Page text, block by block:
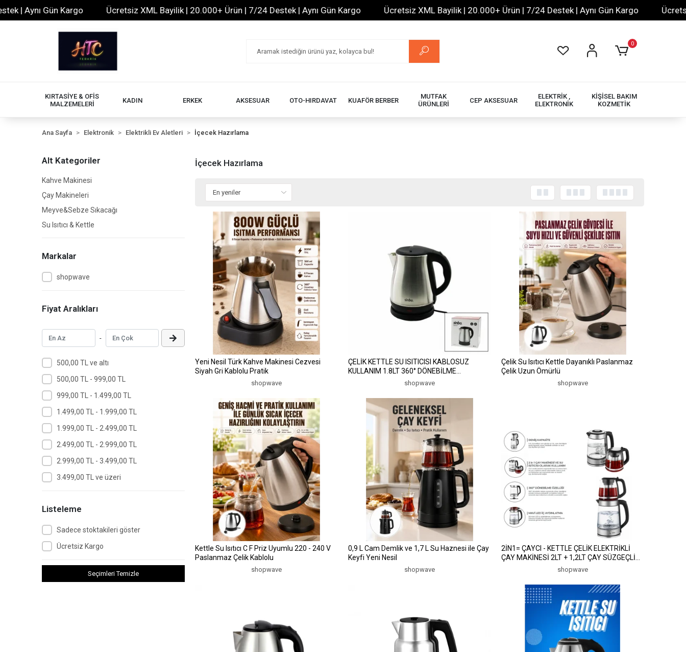
Kargo Ücretsiz XML Bayilik | 20.000+ Ürün | 7/24 Destek | Aynı Gün Kargo Ücretsiz XML Bayilik | 20.000+ Ürün | 7/24 Destek | Aynı Gün Kargo Ücretsiz XML
0
KIRTASİYE & OFİS
MALZEMELERİ
KADIN ERKEK AKSESUAR OTO-HIRDAVAT KUAFÖR BERBER
MUTFAK
ÜRÜNLERİ
CEP AKSESUAR
ELEKTRİK ,
ELEKTRONİK
KİŞİSEL BAKIM
KOZMETİK
Ana Sayfa Elektronik Elektrikli Ev Aletleri İçecek Hazırlama
Alt Kategoriler
Kahve Makinesi
Çay Makineleri
Meyve&Sebze Sıkacağı
Su Isıtıcı & Kettle
Markalar
shopwave
Fiyat Aralıkları
-
500,00 TL ve altı
500,00 TL - 999,00 TL
999,00 TL - 1.499,00 TL
1.499,00 TL - 1.999,00 TL
1.999,00 TL - 2.499,00 TL
2.499,00 TL - 2.999,00 TL
2.999,00 TL - 3.499,00 TL
3.499,00 TL ve üzeri
Listeleme
Sadece stoktakileri göster
Ücretsiz Kargo
Seçimleri Temizle
İçecek Hazırlama
Yeni Nesil Türk Kahve Makinesi Cezvesi
Siyah Gri Kablolu Pratik
shopwave
ÇELİK KETTLE SU ISITICISI KABLOSUZ
KULLANIM 1.8LT 360° DÖNEBİLME
OTOMATİK KAPANMA SK-8028 (5047)
shopwave
Çelik Su Isıtıcı Kettle Dayanıklı Paslanmaz
Çelik Uzun Ömürlü
shopwave
Kettle Su Isıtıcı C F Priz Uyumlu 220 - 240 V
Paslanmaz Çelik Kablolu
shopwave
0,9 L Cam Demlik ve 1,7 L Su Haznesi ile Çay
Keyfi Yeni Nesil
shopwave
2İN1= ÇAYCI - KETTLE ÇELİK ELEKTRİKLİ
ÇAY MAKİNESİ 2LT + 1,2LT ÇAY SÜZGEÇLİ
360° DÖNEBİLİR STM-5990 (5047)
shopwave